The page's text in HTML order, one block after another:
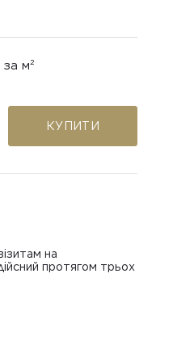
м²
КУПИТИ
на
протягом трьох